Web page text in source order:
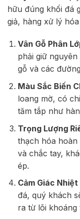
hữu đúng khối đá
giả, hàng xử lý
Vân Gỗ Phân
phải giữ
gỗ và các
Màu Sắc Biến
loang mờ, có
tăm tắp như
Trọng Lượng
thạch hóa hoàn
và chắc tay,
ép.
Cảm Giác
đá, quý khách
ra từ lõi khoáng